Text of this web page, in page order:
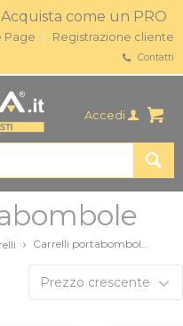
Acquista come un PRO
Page Registrazione cliente
Contatti
Accedi
Carrelli portabombol...
Prezzo crescente